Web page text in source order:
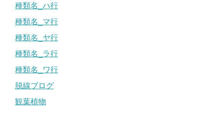
種類名_ハ行
種類名_マ行
種類名_ヤ行
種類名_ラ行
種類名_ワ行
脱線ブログ
観葉植物